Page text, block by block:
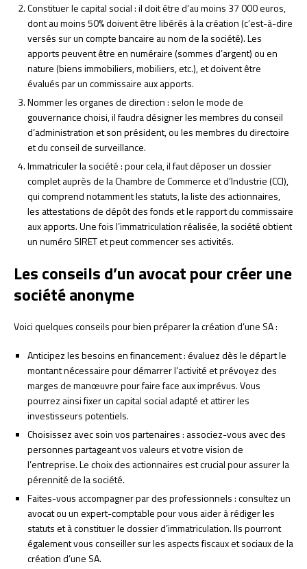
Constituer le capital social : il doit être d’au moins 37 000 euros,
dont au moins 50% doivent être libérés à la création (c’est-à-dire
versés sur un compte bancaire au nom de la société). Les
apports peuvent être en numéraire (sommes d’argent) ou en
nature (biens immobiliers, mobiliers, etc.), et doivent être
évalués par un commissaire aux apports.
Nommer les organes de direction : selon le mode de
gouvernance choisi, il faudra désigner les membres du conseil
d’administration et son président, ou les membres du directoire
et du conseil de surveillance.
Immatriculer la société : pour cela, il faut déposer un dossier
complet auprès de la Chambre de Commerce et d’Industrie (CCI),
qui comprend notamment les statuts, la liste des actionnaires,
les attestations de dépôt des fonds et le rapport du commissaire
aux apports. Une fois l’immatriculation réalisée, la société obtient
un numéro SIRET et peut commencer ses activités.
Les conseils d’un avocat pour créer une
société anonyme
Voici quelques conseils pour bien préparer la création d’une SA :
Anticipez les besoins en financement : évaluez dès le départ le
montant nécessaire pour démarrer l’activité et prévoyez des
marges de manœuvre pour faire face aux imprévus. Vous
pourrez ainsi fixer un capital social adapté et attirer les
investisseurs potentiels.
Choisissez avec soin vos partenaires : associez-vous avec des
personnes partageant vos valeurs et votre vision de
l’entreprise. Le choix des actionnaires est crucial pour assurer la
pérennité de la société.
Faites-vous accompagner par des professionnels : consultez un
avocat ou un expert-comptable pour vous aider à rédiger les
statuts et à constituer le dossier d’immatriculation. Ils pourront
également vous conseiller sur les aspects fiscaux et sociaux de la
création d’une SA.